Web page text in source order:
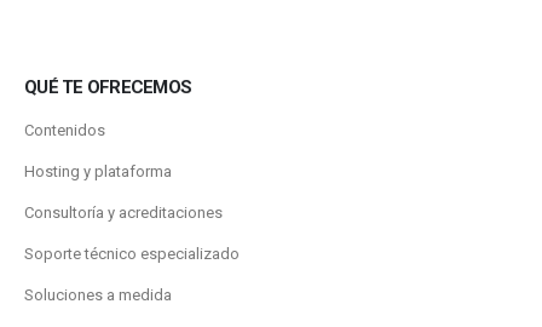
QUÉ TE OFRECEMOS
Contenidos
Hosting y plataforma
Consultoría y acreditaciones
Soporte técnico especializado
Soluciones a medida